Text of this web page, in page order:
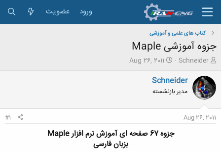
ورود عضویت
کتاب های علمی و آموزشی
جزوه آموزشی Maple
ش
و
ع
ک
ن
د
Schneider
ت
ر
ی
خ
ع
Aug 26, 2011
Schneider
مدیر بازنشسته
Aug 26, 2011
#1
جزوه 67 صفحه ای آموزش نرم افزار Maple
بزبان فارسی